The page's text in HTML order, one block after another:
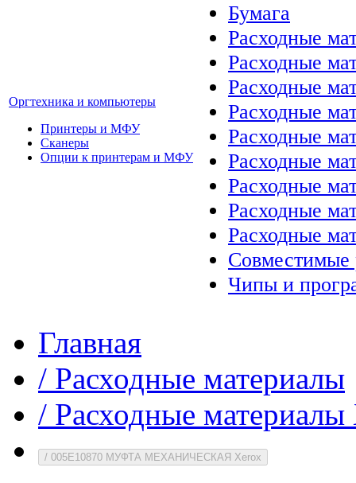
Оргтехника и компьютеры
Принтеры и МФУ
Сканеры
Опции к принтерам и МФУ
Бумага
Расходные
Расходные
Расходные
Расходные
Расходные
Расходные
Расходные
Расходные
Расходные
Совместимые
Чипы и
Главная
/ Расходные материалы
/ Расходные
/ 005E10870 МУФТА МЕХАНИЧЕСКАЯ Xerox